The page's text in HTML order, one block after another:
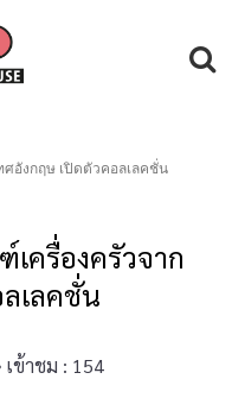
อังกฤษ เปิดตัวคอลเลคชั่น
ครื่องครัวจาก
เลคชั่น
เข้าชม : 154